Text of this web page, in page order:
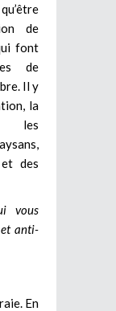
de
font
de
Il y
la
les
des
vous
et anti-
En